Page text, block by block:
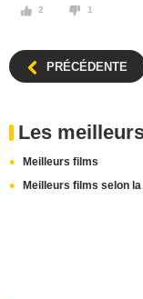
2 1
PRÉCÉDENTE
Les
Meilleurs films
Meilleurs films selon